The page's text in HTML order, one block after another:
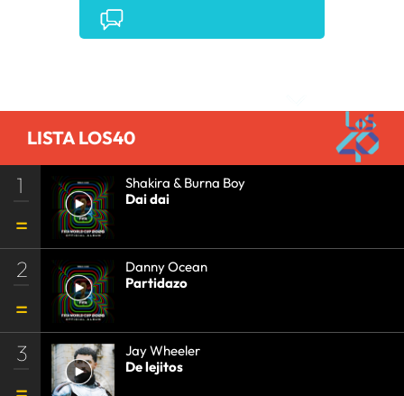
LISTA LOS40
1
Shakira & Burna Boy
Dai dai
2
Danny Ocean
Partidazo
3
Jay Wheeler
De lejitos